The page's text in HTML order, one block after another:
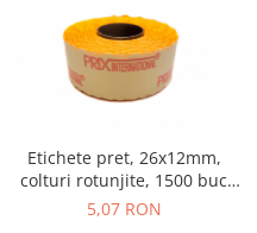
Etichete pret, 26x12mm,
colturi rotunjite, 1500 buc
/rola, portocaliu
5,07 RON